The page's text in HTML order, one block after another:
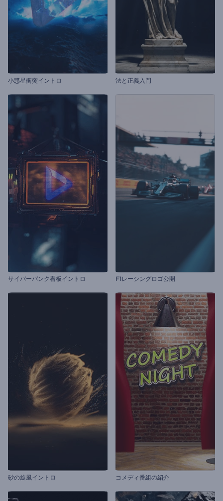
小惑星衝突イントロ 法と正義入門
サイバーパンク看板イントロ F1レーシングロゴ公開
砂の旋風イントロ コメディ番組の紹介